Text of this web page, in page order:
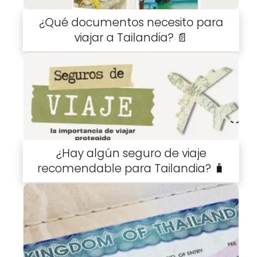
¿Qué documentos necesito para
viajar a Tailandia? 📄
¿Hay algún seguro de viaje
recomendable para Tailandia? 🧳